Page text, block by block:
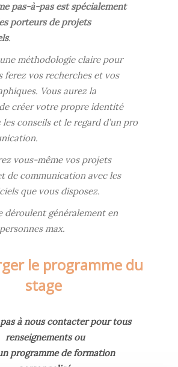
pas-à-pas est spécialement
porteurs de projets
.
méthodologie claire pour
ferez vos recherches et vos
Vous aurez la
créer votre propre identité
les conseils et le regard d’un pro
vous-même vos projets
de communication avec les
que vous disposez.
déroulent généralement en
max.
le programme du
stage
pas à nous contacter pour tous
renseignements ou
programme de formation